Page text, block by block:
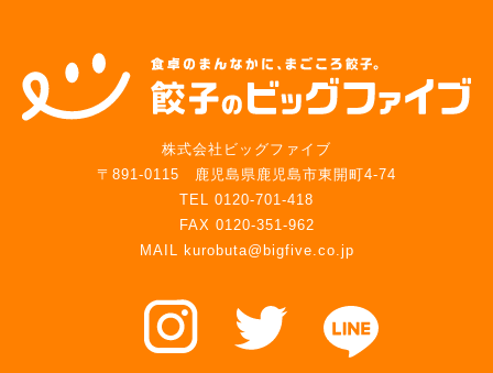
株式会社ビッグファイブ
〒891-0115 鹿児島県鹿児島市東開町4-74
TEL 0120-701-418
FAX 0120-351-962
MAIL kurobuta@bigfive.co.jp